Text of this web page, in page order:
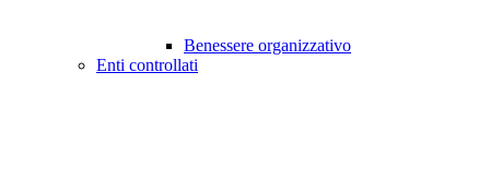
Benessere organizzativo
Enti controllati